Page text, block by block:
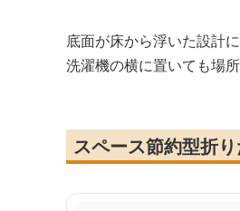
底面が床から浮いた設計
洗濯機の横に置いても場
スペース節約型折